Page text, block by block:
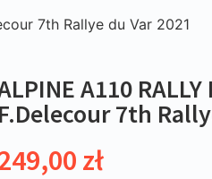
7th Rallye du Var 2021
A110 RALLY
F.Delecour 7th
zł